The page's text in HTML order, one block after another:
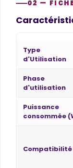
02 —
Type
d'Utilisation
Phase
d'utilisation
Puissance
consommée
Compatibilité